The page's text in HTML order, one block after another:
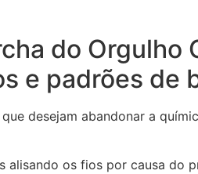
do Orgulho
e padrões de
desejam abandonar a
alisando os fios por causa do